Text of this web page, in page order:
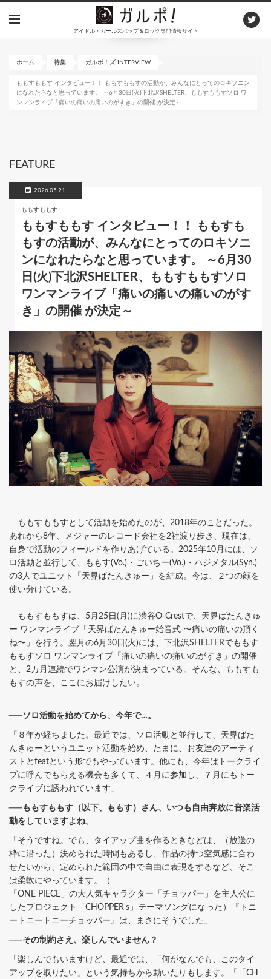
アイドル・ガールズポップ＆ロック専門情報サイト
ホーム 特集 ガルポ！ズ INTERVIEW
ももすももす インタビュー！！ ももすももすの活動が、みんなにとってのロキソニン
になれたらなと思っています。 ～6月30日(火)下北沢SHELTER、ももすももすソロ ワ
ンマンライブ「痛いの痛いの痛いのがすき」の開催 が決定～
FEATURE
2026.05.21
ももすももす
ももすももす インタビュー！！ ももすも
もすの活動が、みんなにとってのロキソニ
ンになれたらなと思っています。 ～6月30
日(火)下北沢SHELTER、ももすももすソロ
ワンマンライブ「痛いの痛いの痛いのがす
き」の開催 が決定～
ももすももすとして活動を始めたのが、2018年のことだった。
あれから8年、メジャーのレコード会社を2社渡り歩き、現在は、
自身で活動のフィールドを作りあげている。2025年10月には、ソ
ロ活動と並行して、ももす(Vo.)・ごいちー(Vo.)・ハジメタル(Syn.)
の3人でユニット「天界ばたんきゅー」を結成。今は、２つの顔を
使い分けている。
ももすももすは、5月25日(月)に渋谷O-Crestで、天界ばたんきゅ
ー ワンマンライブ「天界ばたんきゅー始音式 〜痛いの痛いの頂く
ね〜」を行う。翌月の6月30日(火)には、下北沢SHELTERでももす
ももすソロ ワンマンライブ「痛いの痛いの痛いのがすき」の開催
と、2カ月連続でワンマン公演が決まっている。そんな、ももすも
もすの声を、ここにお届けしたい。
──ソロ活動を始めてから、今年で…。
「８年が経ちました。最近では、ソロ活動と並行して、天界ばた
んきゅーというユニット活動を始め、たまに、お友達のアーティ
ストとfeatという形でもやっています。他にも、今年はトークライ
ブに呼んでもらえる機会も多くて、４月に参加し、７月にもトー
クライブに誘われています」
──ももすももす（以下、ももす）さん、いつも自由奔放に音楽活
動をしていますよね。
「そうですね。でも、タイアップ曲を作るときなどは、（放送の
枠に沿った）決められた時間もあるし、作品の持つ空気感に合わ
せたいから、定められた範囲の中で自由に表現をするなど、そこ
は柔軟にやっています。（
「ONE PIECE」の大人気キャラクター「チョッパー」を主人公に
したプロジェクト「CHOPPER's」テーマソングになった）『トニ
ートニートニーチョッパー』は、まさにそうでした」
──その制約さえ、楽しんでいません？
「楽しんでもいますけど、最近では、「何がなんでも、このタイ
アップを取りたい」という気持ちから動いたりもします。「「CH